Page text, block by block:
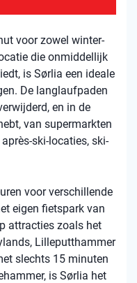
voor zowel winter-
die onmiddellijk
is Sørlia een ideale
De langlaufpaden
en in de
van supermarkten
ski-locaties, ski-
voor verschillende
eigen fietspark van
attracties zoals het
Lilleputthammer
slechts 15 minuten
is Sørlia het